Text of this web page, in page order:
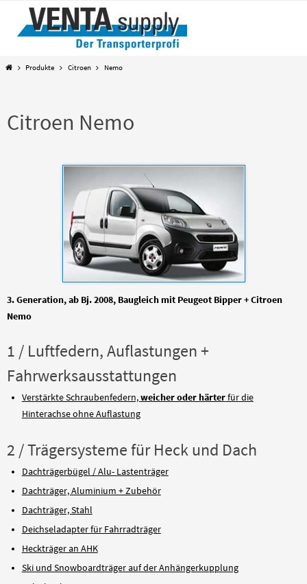
springen
StartProdukte Citroen Nemo
Citroen Nemo
3. Generation, ab Bj. 2008, Baugleich mit Peugeot Bipper + Citroen
Nemo
1 / Luftfedern, Auflastungen +
Fahrwerksausstattungen
Verstärkte Schraubenfedern,weicher oder härterfür die
Hinterachse ohne Auflastung
2 / Trägersysteme für Heck und Dach
Dachträgerbügel / Alu- Lastenträger
Dachträger, Aluminium + Zubehör
Dachträger, Stahl
Deichseladapter für Fahrradträger
Heckträger an AHK
Ski und Snowboardträger auf der Anhängerkupplung